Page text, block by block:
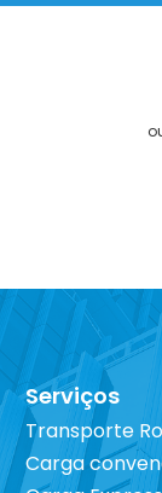
Serviços
Transporte
Carga